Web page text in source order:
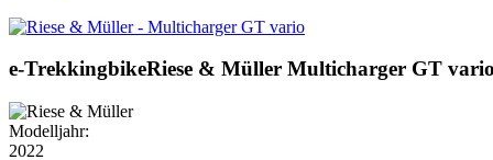
e-TrekkingbikeRiese & Müller Multicharger GT
Modelljahr:
2022